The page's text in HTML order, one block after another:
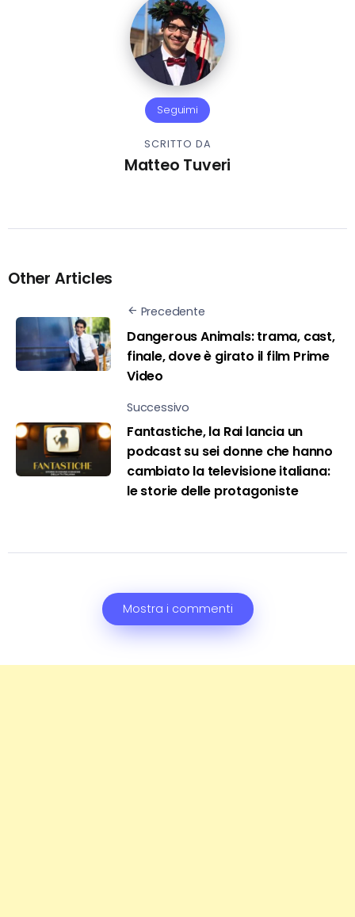
Seguimi
SCRITTO DA
Matteo Tuveri
Other Articles
Precedente
Dangerous Animals: trama, cast,
finale, dove è girato il film Prime
Video
Successivo
Fantastiche, la Rai lancia un
podcast su sei donne che hanno
cambiato la televisione italiana:
le storie delle protagoniste
Mostra i commenti